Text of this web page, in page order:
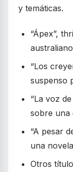
y temáticas.
“Ápex”,
“Los
suspenso
“La voz
sobre una
“A pesar
una
Otros